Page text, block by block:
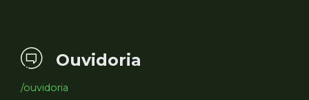
Ouvidoria
/ouvidoria